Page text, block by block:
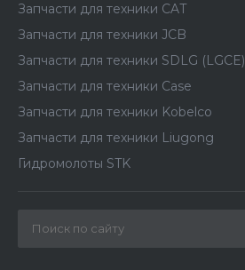
Запчасти для техники CAT
Запчасти для техники JCB
Запчасти для техники SDLG (LGCE)
Запчасти для техники Case
Запчасти для техники Kobelco
Запчасти для техники Liugong
Гидромолоты STK